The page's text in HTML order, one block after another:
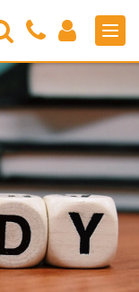
Search
Contact
Us
Login